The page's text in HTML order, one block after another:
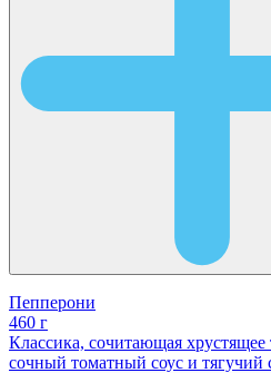
Пепперони
460 г
Классика, сочитающая хрустящее
сочный томатный соус и тягучий